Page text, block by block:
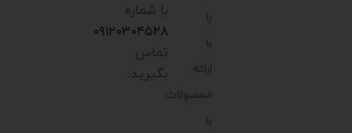
را
با
ارائه
محصولات
با
با شماره
۰۹۱۲۰۳۰۴۵۲۸
تماس
بگیرید.